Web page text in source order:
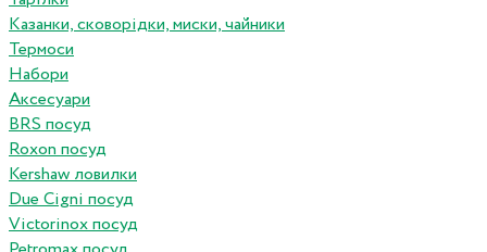
Казанки, сковорідки, миски, чайники
Термоси
Набори
Аксесуари
BRS посуд
Roxon посуд
Kershaw ловилки
Due Cigni посуд
Victorinox посуд